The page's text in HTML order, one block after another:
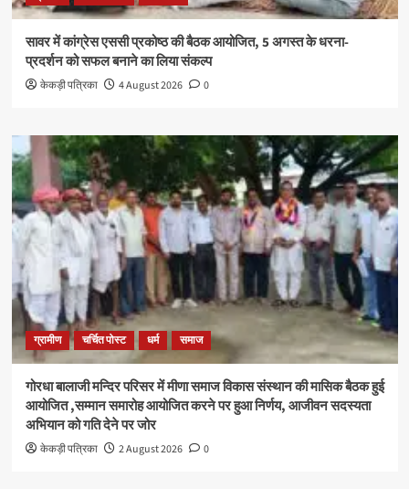
सावर में कांग्रेस एससी प्रकोष्ठ की बैठक आयोजित, 5 अगस्त के धरना-
प्रदर्शन को सफल बनाने का लिया संकल्प
केकड़ी पत्रिका 4 August 2026 0
ग्रामीण चर्चित पोस्ट धर्म समाज
गोरधा बालाजी मन्दिर परिसर में मीणा समाज विकास संस्थान की मासिक बैठक हुई
आयोजित ,सम्मान समारोह आयोजित करने पर हुआ निर्णय, आजीवन सदस्यता
अभियान को गति देने पर जोर
केकड़ी पत्रिका 2 August 2026 0